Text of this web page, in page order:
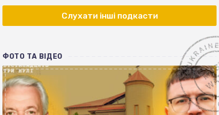
Слухати інші подкасти
ФОТО ТА ВІДЕО